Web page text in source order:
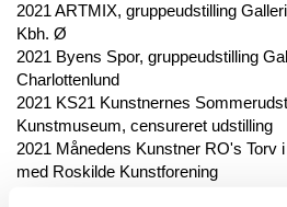
2021 ARTMIX, gruppeudstilling
Kbh. Ø
2021 Byens Spor, gruppeudstilling
Charlottenlund
2021 KS21 Kunstnernes
Kunstmuseum, censureret udstilling
2021 Månedens Kunstner RO's Torv
med Roskilde Kunstforening